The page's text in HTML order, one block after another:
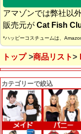
アマゾンでは弊社以
販売元が Cat Fish
*ハッピーコスチュームは、
トップ 商品リスト
カテゴリーで絞込